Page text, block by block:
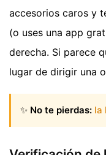
accesorios caros y
(o uses una app
derecha. Si parece
lugar de dirigir una
✨ No te pierdas: la